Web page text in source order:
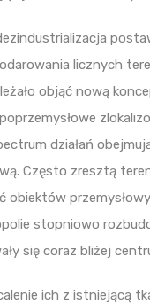
licznych
objąć nową
działań
Często zresztą
stopniowo
się coraz bliżej
ich z istniejącą